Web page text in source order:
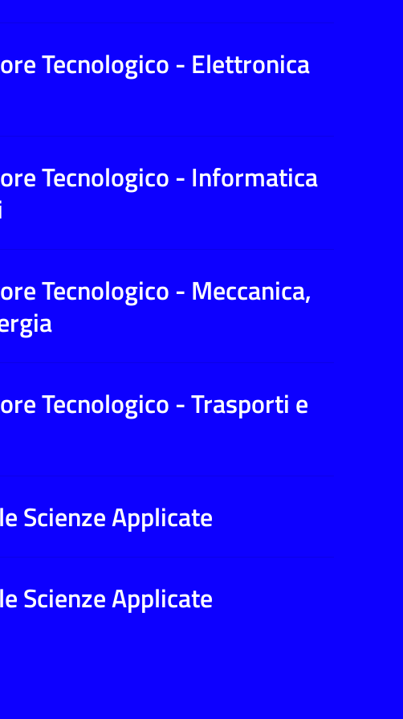
Tecnologico - Elettronica
Tecnologico - Informatica
Tecnologico - Meccanica,
Tecnologico - Trasporti e
Scienze Applicate
Scienze Applicate